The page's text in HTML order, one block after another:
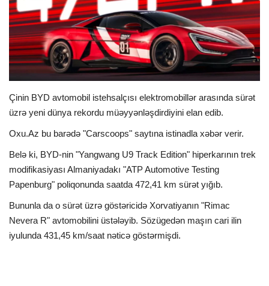
İDMAN
FORMULA 1
ANALİTİKA
Multimedia
Çinin BYD avtomobil istehsalçısı elektromobillər arasında sürət
üzrə yeni dünya rekordu müəyyənləşdirdiyini elan edib.
Oxu.Az bu barədə "Carscoops" saytına istinadla xəbər verir.
Belə ki, BYD-nin "Yangwang U9 Track Edition" hiperkarının trek
modifikasiyası Almaniyadakı "ATP Automotive Testing
Papenburg" poliqonunda saatda 472,41 km sürət yığıb.
Bununla da o sürət üzrə göstəricidə Xorvatiyanın "Rimac
Nevera R" avtomobilini üstələyib. Sözügedən maşın cari ilin
iyulunda 431,45 km/saat nəticə göstərmişdi.